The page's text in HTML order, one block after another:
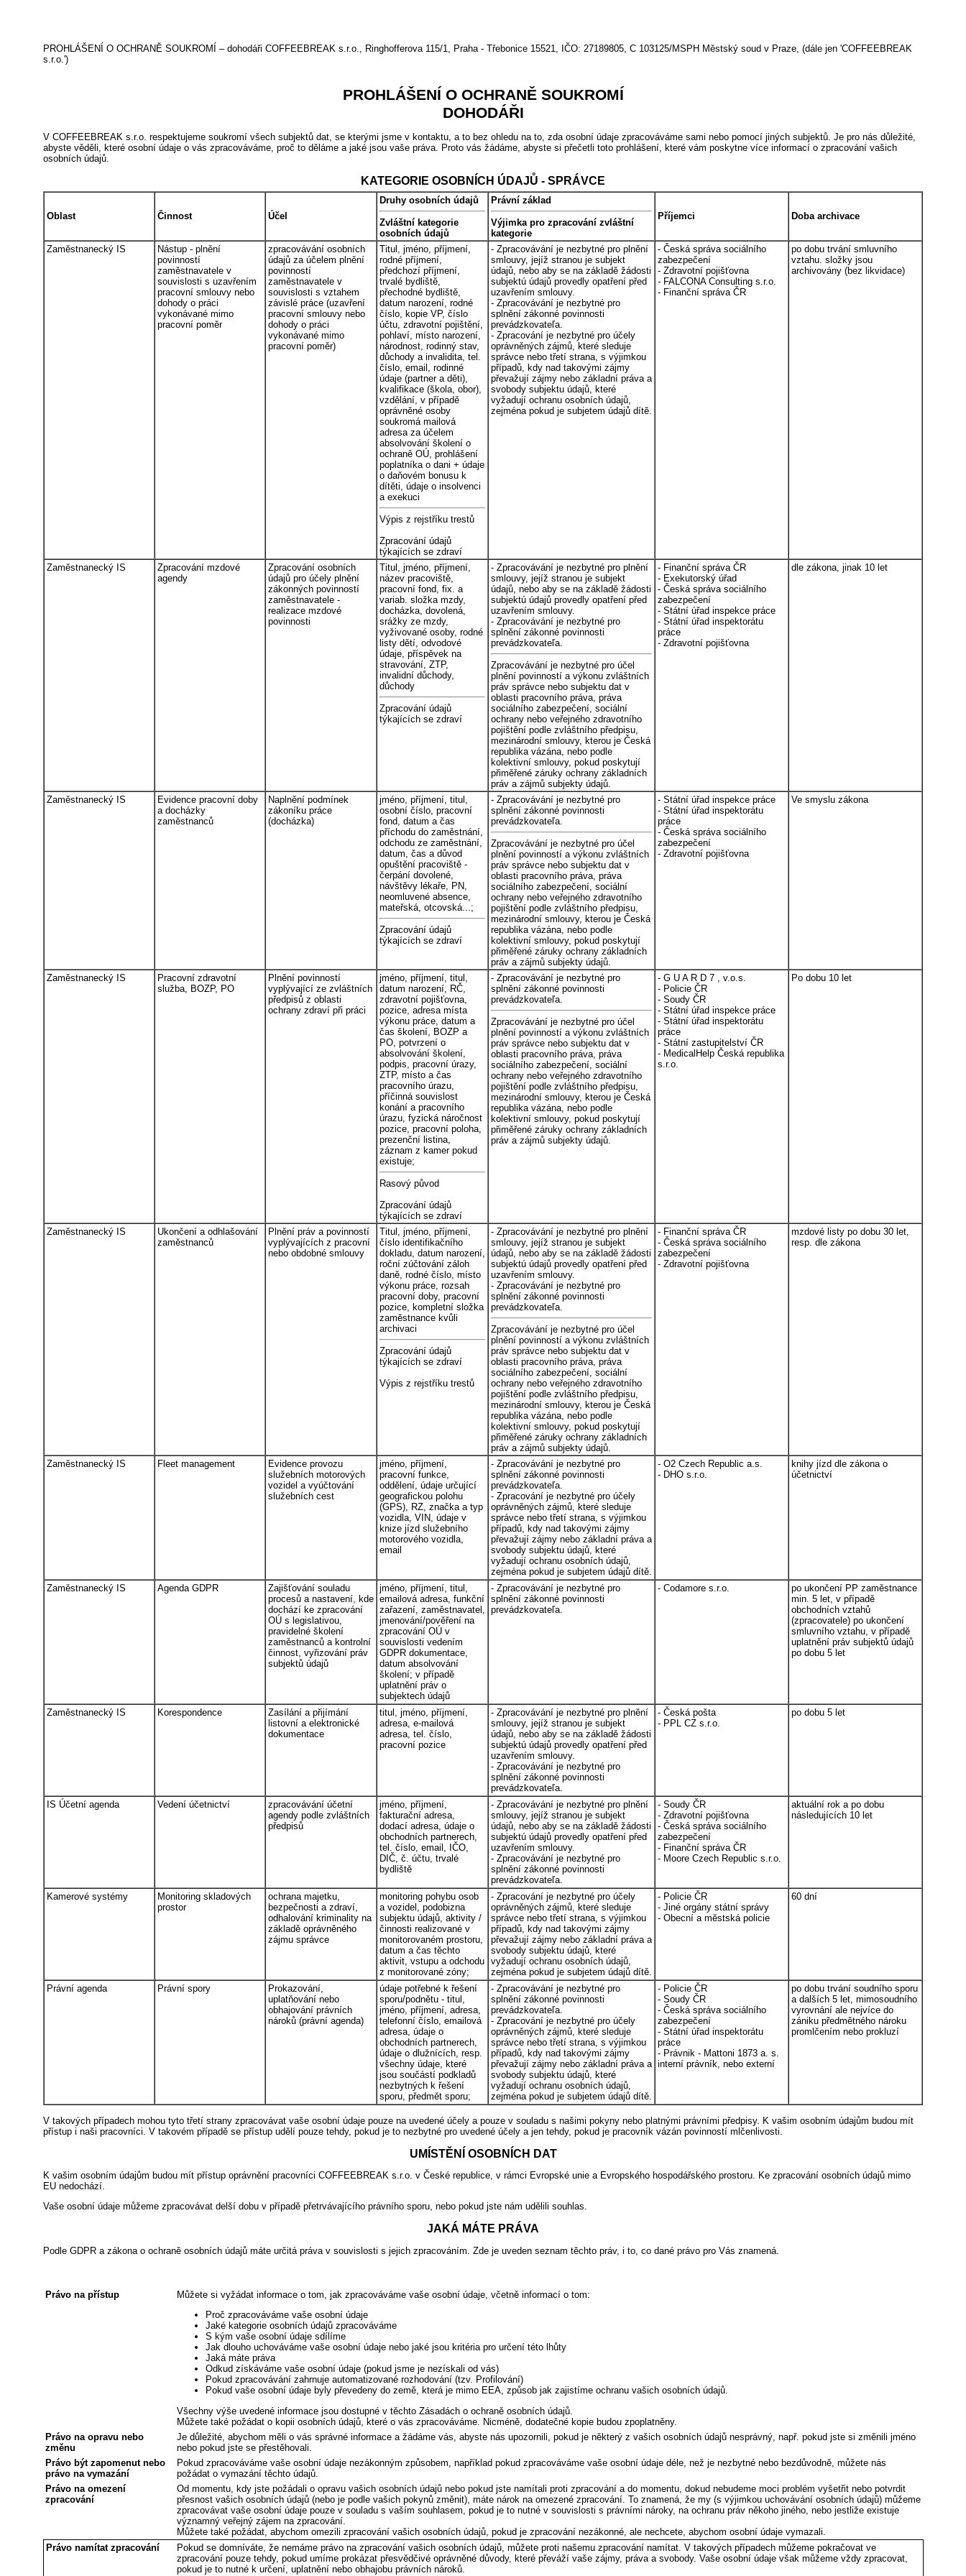
PROHLÁŠENÍ O OCHRANĚ SOUKROMÍ – dohodáři COFFEEBREAK s.r.o., Ringhofferova 115/1, Praha - Třebonice 15521, IČO: 27189805, C 103125/MSPH Městský soud v Praze, (dále jen 'COFFEEBREAK
s.r.o.')
PROHLÁŠENÍ O OCHRANĚ SOUKROMÍ
DOHODÁŘI
V COFFEEBREAK s.r.o. respektujeme soukromí všech subjektů dat, se kterými jsme v kontaktu, a to bez ohledu na to, zda osobní údaje zpracováváme sami nebo pomocí jiných subjektů. Je pro nás důležité,
abyste věděli, které osobní údaje o vás zpracováváme, proč to děláme a jaké jsou vaše práva. Proto vás žádáme, abyste si přečetli toto prohlášení, které vám poskytne více informací o zpracování vašich
osobních údajů.
KATEGORIE OSOBNÍCH ÚDAJŮ - SPRÁVCE
Oblast Činnost Účel
Druhy osobních údajů
Zvláštní kategorie
osobních údajů
Právní základ
Výjimka pro zpracování zvláštní
kategorie
Příjemci Doba archivace
Zaměstnanecký IS
Nástup - plnění
povinností
zaměstnavatele v
souvislosti s uzavřením
pracovní smlouvy nebo
dohody o práci
vykonávané mimo
pracovní poměr
zpracovávání osobních
údajů za účelem plnění
povinností
zaměstnavatele v
souvislosti s vztahem
závislé práce (uzavření
pracovní smlouvy nebo
dohody o práci
vykonávané mimo
pracovní poměr)
Titul, jméno, příjmení,
rodné příjmení,
předchozí příjmení,
trvalé bydliště,
přechodné bydliště,
datum narození, rodné
číslo, kopie VP, číslo
účtu, zdravotní pojištění,
pohlaví, místo narození,
národnost, rodinný stav,
důchody a invalidita, tel.
číslo, email, rodinné
údaje (partner a děti),
kvalifikace (škola, obor),
vzdělání, v případě
oprávněné osoby
soukromá mailová
adresa za účelem
absolvování školení o
ochraně OÚ, prohlášení
poplatníka o dani + údaje
o daňovém bonusu k
dítěti, údaje o insolvenci
a exekuci
Výpis z rejstříku trestů
Zpracování údajů
týkajících se zdraví
- Zpracovávání je nezbytné pro plnění
smlouvy, jejíž stranou je subjekt
údajů, nebo aby se na základě žádosti
subjektú údajů provedly opatření před
uzavřením smlouvy.
- Zpracovávání je nezbytné pro
splnění zákonné povinnosti
prevádzkovateľa.
- Zpracování je nezbytné pro účely
oprávněných zájmů, které sleduje
správce nebo třetí strana, s výjimkou
případů, kdy nad takovými zájmy
převažují zájmy nebo základní práva a
svobody subjektu údajů, které
vyžadují ochranu osobních údajů,
zejména pokud je subjetem údajů dítě.
- Česká správa sociálního
zabezpečení
- Zdravotní pojišťovna
- FALCONA Consulting s.r.o.
- Finanční správa ČR
po dobu trvání smluvního
vztahu. složky jsou
archivovány (bez likvidace)
Zaměstnanecký IS
Zpracování mzdové
agendy
Zpracování osobních
údajů pro účely plnění
zákonných povinností
zaměstnavatele -
realizace mzdové
povinnosti
Titul, jméno, příjmení,
název pracoviště,
pracovní fond, fix. a
variab. složka mzdy,
docházka, dovolená,
srážky ze mzdy,
vyživované osoby, rodné
listy dětí, odvodové
údaje, příspěvek na
stravování, ZTP,
invalidní důchody,
důchody
Zpracování údajů
týkajících se zdraví
- Zpracovávání je nezbytné pro plnění
smlouvy, jejíž stranou je subjekt
údajů, nebo aby se na základě žádosti
subjektú údajů provedly opatření před
uzavřením smlouvy.
- Zpracovávání je nezbytné pro
splnění zákonné povinnosti
prevádzkovateľa.
Zpracovávání je nezbytné pro účel
plnění povinností a výkonu zvláštních
práv správce nebo subjektu dat v
oblasti pracovního práva, práva
sociálního zabezpečení, sociální
ochrany nebo veřejného zdravotního
pojištění podle zvláštního předpisu,
mezinárodní smlouvy, kterou je Česká
republika vázána, nebo podle
kolektivní smlouvy, pokud poskytují
přiměřené záruky ochrany základních
práv a zájmů subjekty údajů.
- Finanční správa ČR
- Exekutorský úřad
- Česká správa sociálního
zabezpečení
- Státní úřad inspekce práce
- Státní úřad inspektorátu
práce
- Zdravotní pojišťovna
dle zákona, jinak 10 let
Zaměstnanecký IS
Evidence pracovní doby
a docházky
zaměstnanců
Naplnění podmínek
zákoníku práce
(docházka)
jméno, příjmení, titul,
osobní číslo, pracovní
fond, datum a čas
příchodu do zaměstnání,
odchodu ze zaměstnání,
datum, čas a důvod
opuštění pracoviště -
čerpání dovolené,
návštěvy lékaře, PN,
neomluvené absence,
mateřská, otcovská...;
Zpracování údajů
týkajících se zdraví
- Zpracovávání je nezbytné pro
splnění zákonné povinnosti
prevádzkovateľa.
Zpracovávání je nezbytné pro účel
plnění povinností a výkonu zvláštních
práv správce nebo subjektu dat v
oblasti pracovního práva, práva
sociálního zabezpečení, sociální
ochrany nebo veřejného zdravotního
pojištění podle zvláštního předpisu,
mezinárodní smlouvy, kterou je Česká
republika vázána, nebo podle
kolektivní smlouvy, pokud poskytují
přiměřené záruky ochrany základních
práv a zájmů subjekty údajů.
- Státní úřad inspekce práce
- Státní úřad inspektorátu
práce
- Česká správa sociálního
zabezpečení
- Zdravotní pojišťovna
Ve smyslu zákona
Zaměstnanecký IS
Pracovní zdravotní
služba, BOZP, PO
Plnění povinností
vyplývající ze zvláštních
předpisů z oblasti
ochrany zdraví při práci
jméno, příjmení, titul,
datum narození, RČ,
zdravotní pojišťovna,
pozice, adresa místa
výkonu práce, datum a
čas školení, BOZP a
PO, potvrzení o
absolvování školení,
podpis, pracovní úrazy,
ZTP, místo a čas
pracovního úrazu,
příčinná souvislost
konání a pracovního
úrazu, fyzická náročnost
pozice, pracovní poloha,
prezenční listina,
záznam z kamer pokud
existuje;
Rasový původ
Zpracování údajů
týkajících se zdraví
- Zpracovávání je nezbytné pro
splnění zákonné povinnosti
prevádzkovateľa.
Zpracovávání je nezbytné pro účel
plnění povinností a výkonu zvláštních
práv správce nebo subjektu dat v
oblasti pracovního práva, práva
sociálního zabezpečení, sociální
ochrany nebo veřejného zdravotního
pojištění podle zvláštního předpisu,
mezinárodní smlouvy, kterou je Česká
republika vázána, nebo podle
kolektivní smlouvy, pokud poskytují
přiměřené záruky ochrany základních
práv a zájmů subjekty údajů.
- G U A R D 7 , v.o.s.
- Policie ČR
- Soudy ČR
- Státní úřad inspekce práce
- Státní úřad inspektorátu
práce
- Státní zastupitelství ČR
- MedicalHelp Česká republika
s.r.o.
Po dobu 10 let
Zaměstnanecký IS
Ukončení a odhlašování
zaměstnanců
Plnění práv a povinností
vyplývajících z pracovní
nebo obdobné smlouvy
Titul, jméno, příjmení,
číslo identifikačního
dokladu, datum narození,
roční zúčtování záloh
daně, rodné číslo, místo
výkonu práce, rozsah
pracovní doby, pracovní
pozice, kompletní složka
zaměstnance kvůli
archivaci
Zpracování údajů
týkajících se zdraví
Výpis z rejstříku trestů
- Zpracovávání je nezbytné pro plnění
smlouvy, jejíž stranou je subjekt
údajů, nebo aby se na základě žádosti
subjektú údajů provedly opatření před
uzavřením smlouvy.
- Zpracovávání je nezbytné pro
splnění zákonné povinnosti
prevádzkovateľa.
Zpracovávání je nezbytné pro účel
plnění povinností a výkonu zvláštních
práv správce nebo subjektu dat v
oblasti pracovního práva, práva
sociálního zabezpečení, sociální
ochrany nebo veřejného zdravotního
pojištění podle zvláštního předpisu,
mezinárodní smlouvy, kterou je Česká
republika vázána, nebo podle
kolektivní smlouvy, pokud poskytují
přiměřené záruky ochrany základních
práv a zájmů subjekty údajů.
- Finanční správa ČR
- Česká správa sociálního
zabezpečení
- Zdravotní pojišťovna
mzdové listy po dobu 30 let,
resp. dle zákona
Zaměstnanecký IS Fleet management
Evidence provozu
služebních motorových
vozidel a vyúčtování
služebních cest
jméno, příjmení,
pracovní funkce,
oddělení, údaje určující
geografickou polohu
(GPS), RZ, značka a typ
vozidla, VIN, údaje v
knize jízd služebního
motorového vozidla,
email
- Zpracovávání je nezbytné pro
splnění zákonné povinnosti
prevádzkovateľa.
- Zpracování je nezbytné pro účely
oprávněných zájmů, které sleduje
správce nebo třetí strana, s výjimkou
případů, kdy nad takovými zájmy
převažují zájmy nebo základní práva a
svobody subjektu údajů, které
vyžadují ochranu osobních údajů,
zejména pokud je subjetem údajů dítě.
- O2 Czech Republic a.s.
- DHO s.r.o.
knihy jízd dle zákona o
účetnictví
Zaměstnanecký IS Agenda GDPR
Zajišťování souladu
procesů a nastavení, kde
dochází ke zpracování
OÚ s legislativou,
pravidelné školení
zaměstnanců a kontrolní
činnost, vyřizování práv
subjektů údajů
jméno, příjmení, titul,
emailová adresa, funkční
zařazení, zaměstnavatel,
jmenování/pověření na
zpracování OÚ v
souvislosti vedením
GDPR dokumentace,
datum absolvování
školení; v případě
uplatnění práv o
subjektech údajů
- Zpracovávání je nezbytné pro
splnění zákonné povinnosti
prevádzkovateľa.
- Codamore s.r.o.
po ukončení PP zaměstnance
min. 5 let, v případě
obchodních vztahů
(zpracovatele) po ukončení
smluvního vztahu, v případě
uplatnění práv subjektů údajů
po dobu 5 let
Zaměstnanecký IS Korespondence
Zasílání a přijímání
listovní a elektronické
dokumentace
titul, jméno, příjmení,
adresa, e-mailová
adresa, tel. číslo,
pracovní pozice
- Zpracovávání je nezbytné pro plnění
smlouvy, jejíž stranou je subjekt
údajů, nebo aby se na základě žádosti
subjektú údajů provedly opatření před
uzavřením smlouvy.
- Zpracovávání je nezbytné pro
splnění zákonné povinnosti
prevádzkovateľa.
- Česká pošta
- PPL CZ s.r.o.
po dobu 5 let
IS Účetní agenda Vedení účetnictví
zpracovávání účetní
agendy podle zvláštních
předpisů
jméno, příjmení,
fakturační adresa,
dodací adresa, údaje o
obchodních partnerech,
tel. číslo, email, IČO,
DIČ, č. účtu, trvalé
bydliště
- Zpracovávání je nezbytné pro plnění
smlouvy, jejíž stranou je subjekt
údajů, nebo aby se na základě žádosti
subjektú údajů provedly opatření před
uzavřením smlouvy.
- Zpracovávání je nezbytné pro
splnění zákonné povinnosti
prevádzkovateľa.
- Soudy ČR
- Zdravotní pojišťovna
- Česká správa sociálního
zabezpečení
- Finanční správa ČR
- Moore Czech Republic s.r.o.
aktuální rok a po dobu
následujících 10 let
Kamerové systémy
Monitoring skladových
prostor
ochrana majetku,
bezpečnosti a zdraví,
odhalování kriminality na
základě oprávněného
zájmu správce
monitoring pohybu osob
a vozidel, podobizna
subjektu údajů, aktivity /
činnosti realizované v
monitorovaném prostoru,
datum a čas těchto
aktivit, vstupu a odchodu
z monitorované zóny;
- Zpracování je nezbytné pro účely
oprávněných zájmů, které sleduje
správce nebo třetí strana, s výjimkou
případů, kdy nad takovými zájmy
převažují zájmy nebo základní práva a
svobody subjektu údajů, které
vyžadují ochranu osobních údajů,
zejména pokud je subjetem údajů dítě.
- Policie ČR
- Jiné orgány státní správy
- Obecní a městská policie
60 dní
Právní agenda Právní spory
Prokazování,
uplatňování nebo
obhajování právních
nároků (právní agenda)
údaje potřebné k řešení
sporu/podnětu - titul,
jméno, příjmení, adresa,
telefonní číslo, emailová
adresa, údaje o
obchodních partnerech,
údaje o dlužnících, resp.
všechny údaje, které
jsou součástí podkladů
nezbytných k řešení
sporu, předmět sporu;
- Zpracovávání je nezbytné pro
splnění zákonné povinnosti
prevádzkovateľa.
- Zpracování je nezbytné pro účely
oprávněných zájmů, které sleduje
správce nebo třetí strana, s výjimkou
případů, kdy nad takovými zájmy
převažují zájmy nebo základní práva a
svobody subjektu údajů, které
vyžadují ochranu osobních údajů,
zejména pokud je subjetem údajů dítě.
- Policie ČR
- Soudy ČR
- Česká správa sociálního
zabezpečení
- Státní úřad inspektorátu
práce
- Právnik - Mattoni 1873 a. s.
interní právník, nebo externí
po dobu trvání soudního sporu
a dalších 5 let, mimosoudního
vyrovnání ale nejvíce do
zániku předmětného nároku
promlčením nebo prokluzí
V takových případech mohou tyto třetí strany zpracovávat vaše osobní údaje pouze na uvedené účely a pouze v souladu s našimi pokyny nebo platnými právními předpisy. K vašim osobním údajům budou mít
přístup i naši pracovníci. V takovém případě se přístup udělí pouze tehdy, pokud je to nezbytné pro uvedené účely a jen tehdy, pokud je pracovník vázán povinností mlčenlivosti.
UMÍSTĚNÍ OSOBNÍCH DAT
K vašim osobním údajům budou mít přístup oprávnění pracovníci COFFEEBREAK s.r.o. v České republice, v rámci Evropské unie a Evropského hospodářského prostoru. Ke zpracování osobních údajů mimo
EU nedochází.
Vaše osobní údaje můžeme zpracovávat delší dobu v případě přetrvávajícího právního sporu, nebo pokud jste nám udělili souhlas.
JAKÁ MÁTE PRÁVA
Podle GDPR a zákona o ochraně osobních údajů máte určitá práva v souvislosti s jejich zpracováním. Zde je uveden seznam těchto práv, i to, co dané právo pro Vás znamená.
Právo na přístup
Můžete si vyžádat informace o tom, jak zpracováváme vaše osobní údaje, včetně informací o tom:
Proč zpracováváme vaše osobní údaje
Jaké kategorie osobních údajů zpracováváme
S kým vaše osobní údaje sdílíme
Jak dlouho uchováváme vaše osobní údaje nebo jaké jsou kritéria pro určení této lhůty
Jaká máte práva
Odkud získáváme vaše osobní údaje (pokud jsme je nezískali od vás)
Pokud zpracovávání zahrnuje automatizované rozhodování (tzv. Profilování)
Pokud vaše osobní údaje byly převedeny do země, která je mimo EEA, způsob jak zajistíme ochranu vašich osobních údajů.
Všechny výše uvedené informace jsou dostupné v těchto Zásadách o ochraně osobních údajů.
Můžete také požádat o kopii osobních údajů, které o vás zpracováváme. Nicméně, dodatečné kopie budou zpoplatněny.
Právo na opravu nebo
změnu
Je důležité, abychom měli o vás správné informace a žádáme vás, abyste nás upozornili, pokud je některý z vašich osobních údajů nesprávný, např. pokud jste si změnili jméno
nebo pokud jste se přestěhovali.
Právo být zapomenut nebo
právo na vymazání
Pokud zpracováváme vaše osobní údaje nezákonným způsobem, například pokud zpracováváme vaše osobní údaje déle, než je nezbytné nebo bezdůvodně, můžete nás
požádat o vymazání těchto údajů.
Právo na omezení
zpracování
Od momentu, kdy jste požádali o opravu vašich osobních údajů nebo pokud jste namítali proti zpracování a do momentu, dokud nebudeme moci problém vyšetřit nebo potvrdit
přesnost vašich osobních údajů (nebo je podle vašich pokynů změnit), máte nárok na omezené zpracování. To znamená, že my (s výjimkou uchovávání osobních údajů) můžeme
zpracovávat vaše osobní údaje pouze v souladu s vaším souhlasem, pokud je to nutné v souvislosti s právními nároky, na ochranu práv někoho jiného, nebo jestliže existuje
významný veřejný zájem na zpracování.
Můžete také požádat, abychom omezili zpracování vašich osobních údajů, pokud je zpracování nezákonné, ale nechcete, abychom osobní údaje vymazali.
Právo namítat zpracování
Pokud se domníváte, že nemáme právo na zpracování vašich osobních údajů, můžete proti našemu zpracování namítat. V takových případech můžeme pokračovat ve
zpracování pouze tehdy, pokud umíme prokázat přesvědčivé oprávněné důvody, které převáží vaše zájmy, práva a svobody. Vaše osobní údaje však můžeme vždy zpracovat,
pokud je to nutné k určení, uplatnění nebo obhajobu právních nároků.